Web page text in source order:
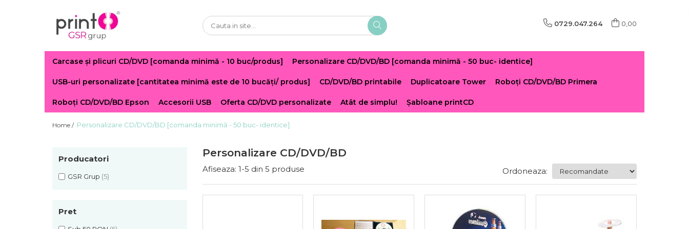
0729.047.264 0,00
Carcase și plicuri CD/DVD [comanda minimă - 10 buc/produs] Personalizare CD/DVD/BD [comanda minimă - 50 buc- identice]
USB-uri personalizate [cantitatea minimă este de 10 bucăți/ produs] CD/DVD/BD printabile Duplicatoare Tower Roboți CD/DVD/BD Primera
Roboți CD/DVD/BD Epson Accesorii USB Oferta CD/DVD personalizate Atât de simplu! Șabloane printCD
Home / Personalizare CD/DVD/BD [comanda minimă - 50 buc- identice]
Personalizare CD/DVD/BD
Producatori
GSR Grup (5)
Pret
Afiseaza: 1-5 din 5 produse Ordoneaza: